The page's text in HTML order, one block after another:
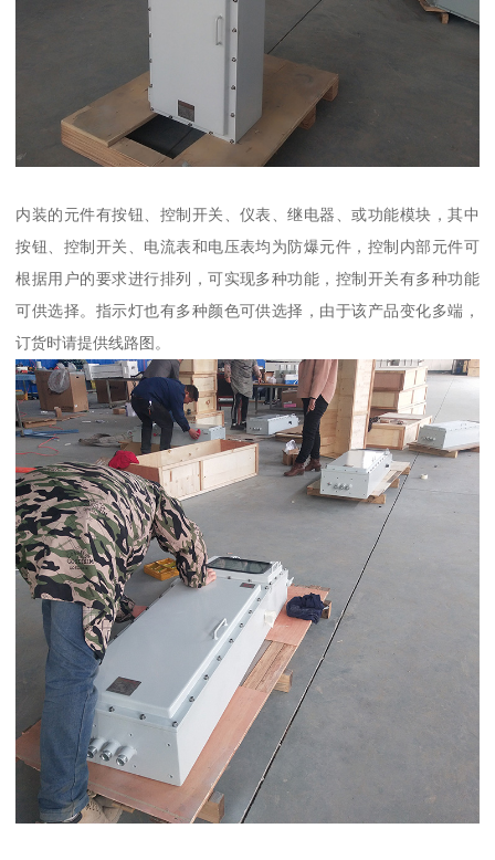
内装的元件有按钮、控制开关、仪表、继电器、或功能模块，其中
按钮、控制开关、电流表和电压表均为防爆元件，控制内部元件可
根据用户的要求进行排列，可实现多种功能，控制开关有多种功能
可供选择。指示灯也有多种颜色可供选择，由于该产品变化多端，
订货时请提供线路图。